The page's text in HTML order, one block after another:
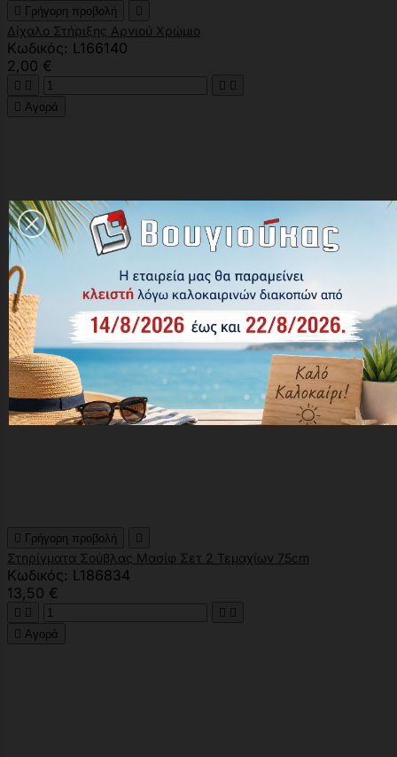
 Γρήγορη προβολή 
Δίχαλο Στήριξης Αρνιού Χρώμιο
Κωδικός: L166140
2,00 €
   
 Αγορά
 Γρήγορη προβολή 
Στηρίγματα Σούβλας Μασίφ Σετ 2 Τεμαχίων 75cm
Κωδικός: L186834
13,50 €
   
 Αγορά